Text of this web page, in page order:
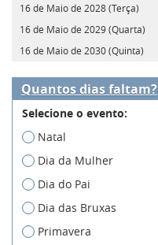
16 de Maio de 2028 (Terça)
16 de Maio de 2029 (Quarta)
16 de Maio de 2030 (Quinta)
Quantos dias faltam?
Selecione o evento:
Natal
Dia da Mulher
Dia do Pai
Dia das Bruxas
Primavera